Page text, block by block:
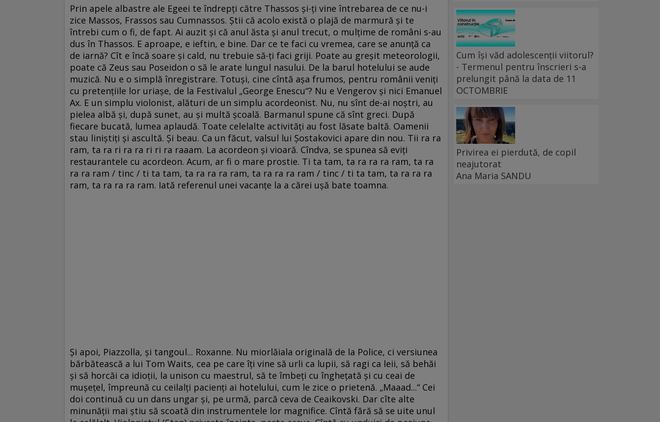
Prin apele albastre ale Egeei te îndrepţi către Thassos şi-ţi vine întrebarea de ce nu-i
zice Massos, Frassos sau Cumnassos. Ştii că acolo există o plajă de marmură şi te
întrebi cum o fi, de fapt. Ai auzit şi că anul ăsta şi anul trecut, o mulţime de români s-au
dus în Thassos. E aproape, e ieftin, e bine. Dar ce te faci cu vremea, care se anunţă ca
de iarnă? Cît e încă soare şi cald, nu trebuie să-ţi faci griji. Poate au greşit meteorologii,
poate că Zeus sau Poseidon o să le arate lungul nasului. De la barul hotelului se aude
muzică. Nu e o simplă înregistrare. Totuşi, cine cîntă aşa frumos, pentru românii veniţi
cu pretenţiile lor uriaşe, de la Festivalul „George Enescu“? Nu e Vengerov şi nici Emanuel
Ax. E un simplu violonist, alături de un simplu acordeonist. Nu, nu sînt de-ai noştri, au
pielea albă şi, după sunet, au şi multă şcoală. Barmanul spune că sînt greci. După
fiecare bucată, lumea aplaudă. Toate celelalte activităţi au fost lăsate baltă. Oamenii
stau liniştiţi şi ascultă. Şi beau. Ca un făcut, valsul lui Şostakovici apare din nou. Tii ra ra
ram, ta ra ri ra ra ri ri ra raaam. La acordeon şi vioară. Cîndva, se spunea să eviţi
restaurantele cu acordeon. Acum, ar fi o mare prostie. Ti ta tam, ta ra ra ra ram, ta ra
ra ra ram / tinc / ti ta tam, ta ra ra ra ram, ta ra ra ra ram / tinc / ti ta tam, ta ra ra ra
ram, ta ra ra ra ram. Iată referenul unei vacanţe la a cărei uşă bate toamna.
Şi apoi, Piazzolla, şi tangoul... Roxanne. Nu miorlăiala originală de la Police, ci versiunea
bărbătească a lui Tom Waits, cea pe care îţi vine să urli ca lupii, să ragi ca leii, să behăi
şi să horcăi ca idioţii, la unison cu maestrul, să te îmbeţi cu îngheţată şi cu ceai de
muşeţel, împreună cu ceilalţi pacienţi ai hotelului, cum le zice o prietenă. „Maaad...“ Cei
doi continuă cu un dans ungar şi, pe urmă, parcă ceva de Ceaikovski. Dar cîte alte
minunăţii mai ştiu să scoată din instrumentele lor magnifice. Cîntă fără să se uite unul
Cum își văd adolescenții viitorul?
- Termenul pentru înscrieri s-a
prelungit până la data de 11
OCTOMBRIE
Privirea ei pierdută, de copil
neajutorat
Ana Maria SANDU